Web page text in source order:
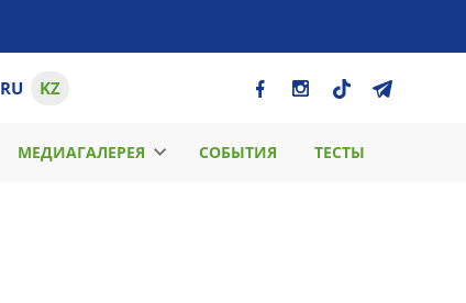
RU KZ
МЕДИАГАЛЕРЕЯ СОБЫТИЯ ТЕСТЫ